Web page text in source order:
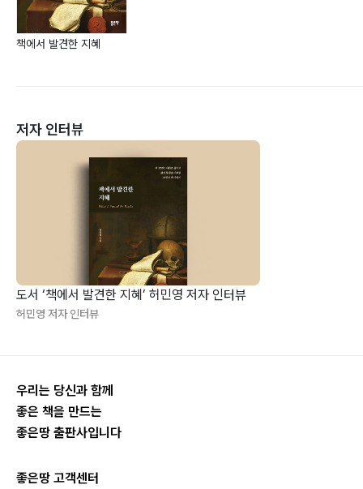
책에서 발견한 지혜
저자 인터뷰
도서 ‘책에서 발견한 지혜’ 허민영 저자 인터뷰
허민영 저자 인터뷰
우리는 당신과 함께
좋은 책을 만드는
좋은땅 출판사입니다
좋은땅 고객센터